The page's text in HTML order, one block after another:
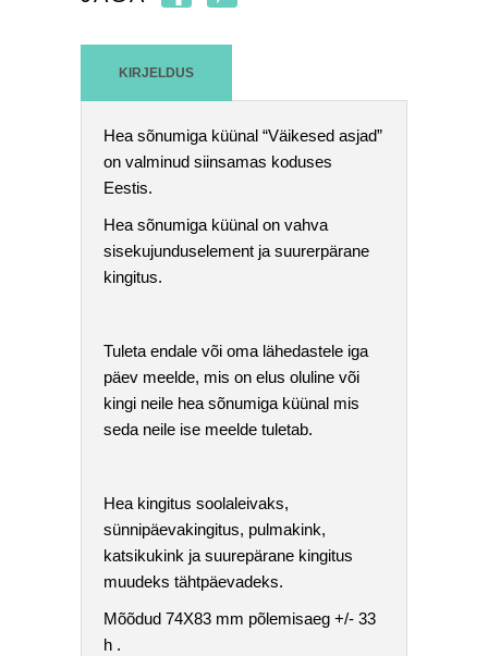
KIRJELDUS
Hea sõnumiga küünal “Väikesed asjad”
on valminud siinsamas koduses
Eestis.
Hea sõnumiga küünal on vahva
sisekujunduselement ja suurerpärane
kingitus.
Tuleta endale või oma lähedastele iga
päev meelde, mis on elus oluline või
kingi neile hea sõnumiga küünal mis
seda neile ise meelde tuletab.
Hea kingitus soolaleivaks,
sünnipäevakingitus, pulmakink,
katsikukink ja suurepärane kingitus
muudeks tähtpäevadeks.
Mõõdud 74X83 mm põlemisaeg +/- 33
h .